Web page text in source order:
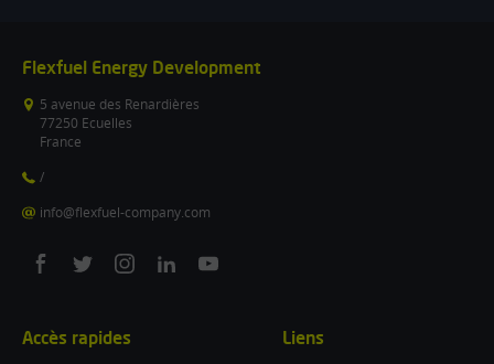
Flexfuel Energy Development
5 avenue des Renardières
77250 Ecuelles
France
/
info@flexfuel-company.com
On
On
On
On
On
Accès rapides Liens